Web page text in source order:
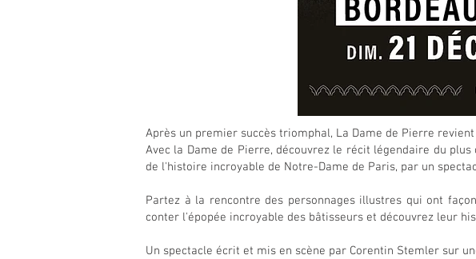
Après un premier succès triomphal, La Dame de Pierre
Avec la Dame de Pierre, découvrez le récit légendaire du
de l'histoire incroyable de Notre-Dame de Paris, par un
Partez à la rencontre des personnages illustres qui ont
conter l'épopée incroyable des bâtisseurs et découvrez leur
Un spectacle écrit et mis en scène par Corentin Stemler sur